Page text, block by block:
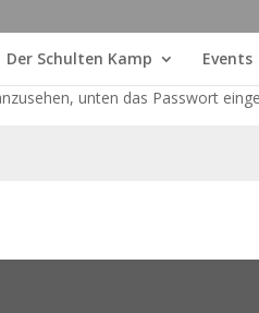
Der Schulten Kamp Events
unten das Passwort